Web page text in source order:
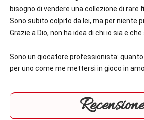
bisogno di vendere una collezione di rare
Sono subito colpito da lei, ma per niente
Grazie a Dio, non ha idea di chi io sia e
Sono un giocatore professionista:
per uno come me mettersi in gioco in
Recensione